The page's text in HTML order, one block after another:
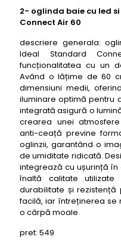
2- oglinda baie cu led
Connect Air 60
descriere generala:
Ideal Standard
funcționalitatea cu un
Având o lățime de 60
dimensiuni medii,
iluminare optimă pentru
integrată asigură o
crearea unei
anti-ceață previne
oglinzii, garantând o
de umiditate ridicată.
integrează cu ușurință
înaltă calitate
durabilitate și rezistență
facilă, iar întreținerea
o cârpă moale.
pret: 549